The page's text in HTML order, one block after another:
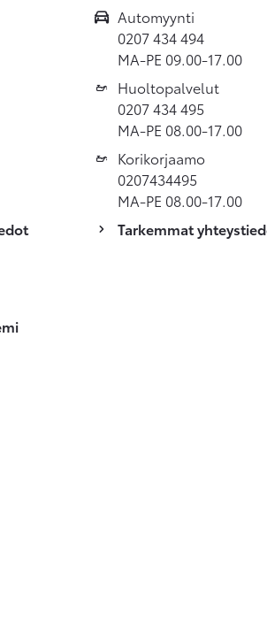
Automyynti
0207 434 494
MA-PE 09.00-17.00
Huoltopalvelut
0207 434 495
MA-PE 08.00-17.00
Korikorjaamo
0207434495
MA-PE 08.00-17.00
Tarkemmat